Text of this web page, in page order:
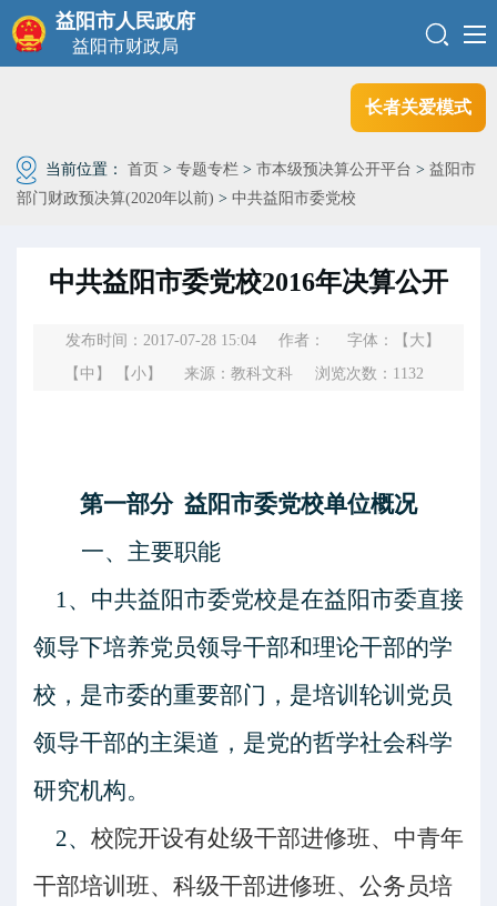
长者关爱模式
益阳市人民政府
益阳市财政局
当前位置： 首页 > 专题专栏 > 市本级预决算公开平台 > 益阳市
部门财政预决算(2020年以前) > 中共益阳市委党校
中共益阳市委党校2016年决算公开
发布时间：2017-07-28 15:04 作者： 字体：
【大】
【中】
【小】 来源：教科文科 浏览次数： 1132
第一部分 益阳市委党校单位概况
一、主要职能
1、中共益阳市委党校是在益阳市委直接
领导下培养党员领导干部和理论干部的学
校，是市委的重要部门，是培训轮训党员
领导干部的主渠道，是党的哲学社会科学
研究机构。
2、 校院开设有处级干部进修班、中青年
干部培训班、科级干部进修班、公务员培